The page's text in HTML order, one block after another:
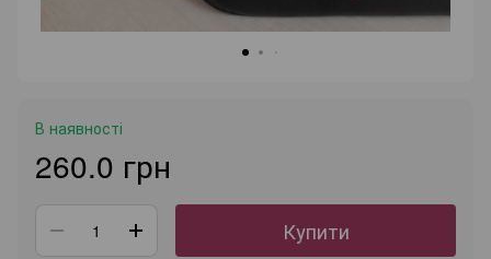
В наявності
260.0 грн
Купити